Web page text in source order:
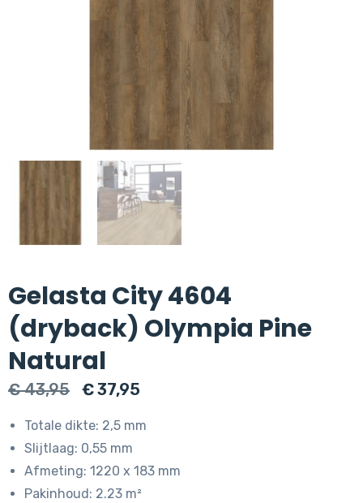
Gelasta City 4604
(dryback) Olympia Pine
Natural
€43,95
Oorspronkelijke
€ 43,95.
€37,95
€ 37,95.
Totale dikte: 2,5 mm
Slijtlaag: 0,55 mm
Afmeting: 1220 x 183 mm
Pakinhoud: 2.23 m²